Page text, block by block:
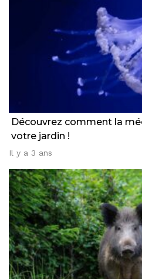
Découvrez comment la
votre jardin !
Il y a 3 ans